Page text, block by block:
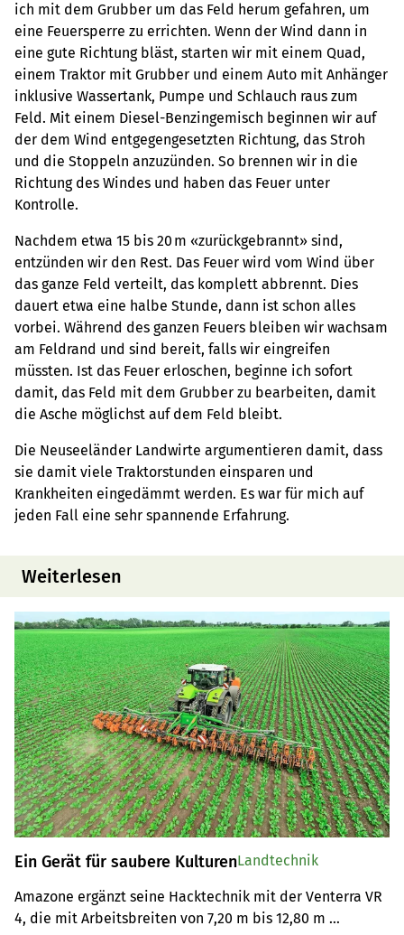
ich mit dem Grubber um das Feld herum gefahren, um
eine Feuersperre zu errichten. Wenn der Wind dann in
eine gute Richtung bläst, starten wir mit einem Quad,
einem Traktor mit Grubber und einem Auto mit Anhänger
inklusive Wassertank, Pumpe und Schlauch raus zum
Feld. Mit einem Diesel-Benzingemisch beginnen wir auf
der dem Wind entgegengesetzten Richtung, das Stroh
und die Stoppeln anzuzünden. So brennen wir in die
Richtung des Windes und haben das Feuer unter
Kontrolle.
Nachdem etwa 15 bis 20 m «zurückgebrannt» sind,
entzünden wir den Rest. Das Feuer wird vom Wind über
das ganze Feld verteilt, das komplett abbrennt. Dies
dauert etwa eine halbe Stunde, dann ist schon alles
vorbei. Während des ganzen Feuers bleiben wir wachsam
am Feldrand und sind bereit, falls wir eingreifen
müssten. Ist das Feuer erloschen, beginne ich sofort
damit, das Feld mit dem Grubber zu bearbeiten, damit
die Asche möglichst auf dem Feld bleibt.
Die Neuseeländer Landwirte argumentieren damit, dass
sie damit viele Traktorstunden einsparen und
Krankheiten eingedämmt werden. Es war für mich auf
jeden Fall eine sehr spannende Erfahrung.
Weiterlesen
Ein Gerät für saubere Kulturen
Amazone ergänzt seine Hacktechnik mit der Venterra VR
4, die mit Arbeitsbreiten von 7,20 m bis 12,80 m
Landtechnik